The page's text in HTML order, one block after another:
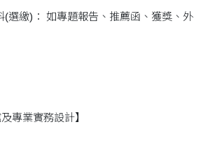
(選繳)： 如專題報告、推薦函、獲獎、外
專業實務設計】